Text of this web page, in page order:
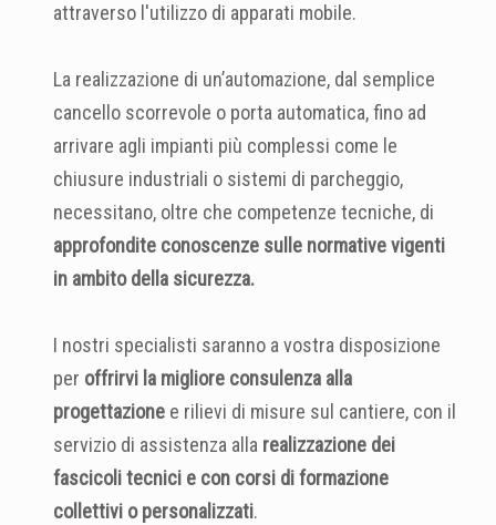
attraverso l'utilizzo di apparati mobile.
La realizzazione di un’automazione, dal semplice
cancello scorrevole o porta automatica, fino ad
arrivare agli impianti più complessi come le
chiusure industriali o sistemi di parcheggio,
necessitano, oltre che competenze tecniche, di
approfondite conoscenze sulle normative vigenti
in ambito della sicurezza.
I nostri specialisti saranno a vostra disposizione
per offrirvi la migliore consulenza alla
progettazione e rilievi di misure sul cantiere, con il
servizio di assistenza alla realizzazione dei
fascicoli tecnici e con corsi di formazione
collettivi o personalizzati.